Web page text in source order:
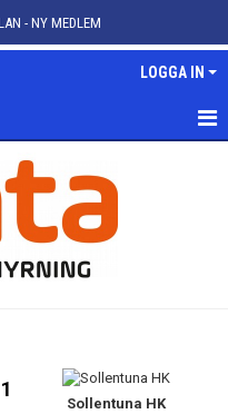
- NY MEDLEM
LOGGA IN
Sollentuna HK